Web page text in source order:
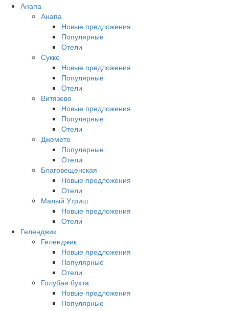
Анапа
Анапа
Новые предложения
Популярные
Отели
Сукко
Новые предложения
Популярные
Отели
Витязево
Новые предложения
Популярные
Отели
Джемете
Популярные
Отели
Благовещенская
Новые предложения
Отели
Малый Утриш
Новые предложения
Отели
Геленджик
Геленджик
Новые предложения
Популярные
Отели
Голубая бухта
Новые предложения
Популярные